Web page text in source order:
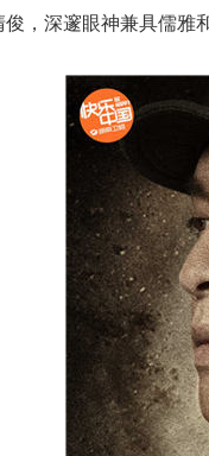
，深邃眼神兼具儒雅